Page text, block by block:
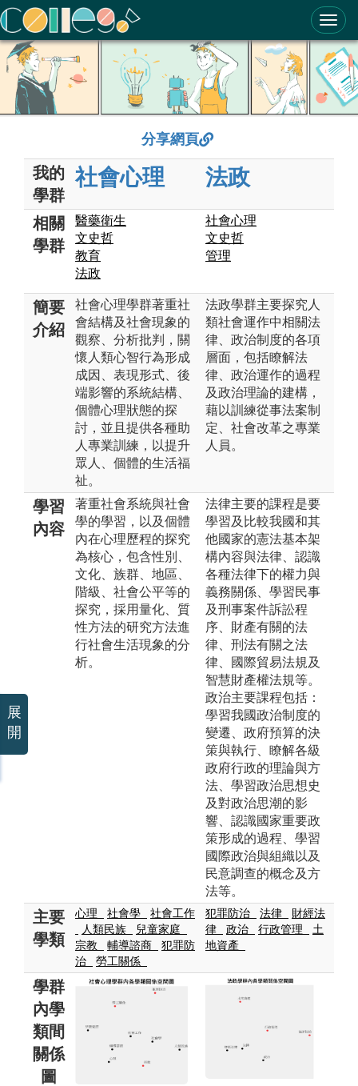
ColleGo! 大學選才與高中育才輔助系統
分享網頁
我的
學群
社會心理 法政
相關
學群
醫藥衛生
文史哲
教育
法政
社會心理
文史哲
管理
簡要
介紹
社會心理學群著重社
會結構及社會現象的
觀察、分析批判，關
懷人類心智行為形成
成因、表現形式、後
端影響的系統結構、
個體心理狀態的探
討，並且提供各種助
人專業訓練，以提升
眾人、個體的生活福
祉。
法政學群主要探究人
類社會運作中相關法
律、政治制度的各項
層面，包括瞭解法
律、政治運作的過程
及政治理論的建構，
藉以訓練從事法案制
定、社會改革之專業
人員。
學習
內容
著重社會系統與社會
學的學習，以及個體
內在心理歷程的探究
為核心，包含性別、
文化、族群、地區、
階級、社會公平等的
探究，採用量化、質
性方法的研究方法進
行社會生活現象的分
析。
法律主要的課程是要
學習及比較我國和其
他國家的憲法基本架
構內容與法律、認識
各種法律下的權力與
義務關係、學習民事
及刑事案件訴訟程
序、財產有關的法
律、刑法有關之法
律、國際貿易法規及
智慧財產權法規等。
政治主要課程包括：
學習我國政治制度的
變遷、政府預算的決
策與執行、瞭解各級
政府行政的理論與方
法、學習政治思想史
及對政治思潮的影
響、認識國家重要政
策形成的過程、學習
國際政治與組織以及
民意調查的概念及方
法等。
主要
學類
心理 社會學
社會工作
人類民族
兒童家庭
宗教
輔導諮商
犯罪防
治
勞工關係
犯罪防治 法律
財經法
律
政治 行政管理
土
地資產
學群
內學
類間
關係
圖
展
開